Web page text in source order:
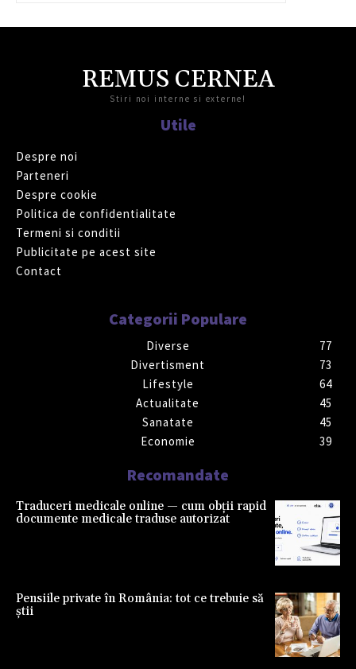
REMUS CERNEA
Stiri noi interne si externe!
Utile
Despre noi
Parteneri
Despre cookie
Politica de confidentialitate
Termeni si conditii
Publicitate pe acest site
Contact
Categorii Populare
Diverse
77
Divertisment
73
Lifestyle
64
Actualitate
45
Sanatate
45
Economie
39
Recomandate
Traduceri medicale online — cum obții rapid
documente medicale traduse autorizat
Pensiile private în România: tot ce trebuie să
știi